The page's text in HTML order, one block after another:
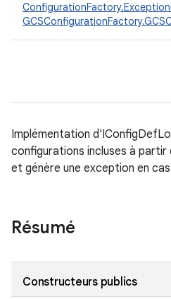
Implémentation
configurations incluses à
et génère une exception en
Résumé
Constructeurs publics